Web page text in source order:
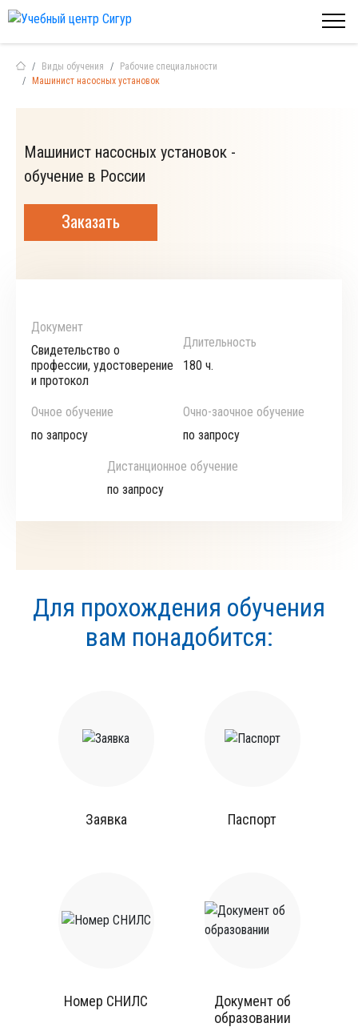
Виды обучения
Рабочие специальности
Машинист насосных установок
Машинист насосных установок -
обучение в России
Заказать
Документ
Свидетельство о
профессии, удостоверение
и протокол
Длительность
180 ч.
Очное обучение
по запросу
Очно-заочное обучение
по запросу
Дистанционное обучение
по запросу
Для прохождения обучения
вам понадобится:
Заявка Паспорт
Номер СНИЛС
Документ об
образовании